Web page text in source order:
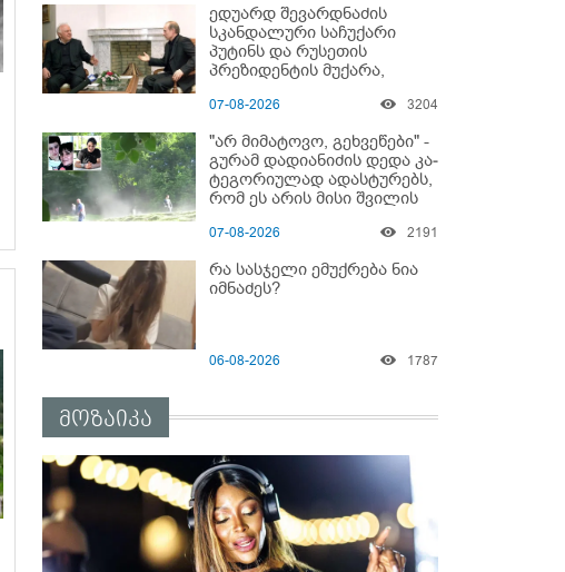
ედუარდ შევარდნაძის
სკანდალური საჩუქარი
პუტინს და რუსეთის
პრეზიდენტის მუქარა,
აასრულა
07-08-2026 3204
"არ მიმატოვო, გეხვეწები" -
გუ­რა­მ დადიანიძის დედა კა­
ტე­გო­რი­უ­ლად ადას­ტუ­რებს,
რომ ეს არის მისი შვი­ლის
07-08-2026 2191
რა სასჯელი ემუქრება ნია
იმნაძეს?
06-08-2026 1787
მოზაიკა